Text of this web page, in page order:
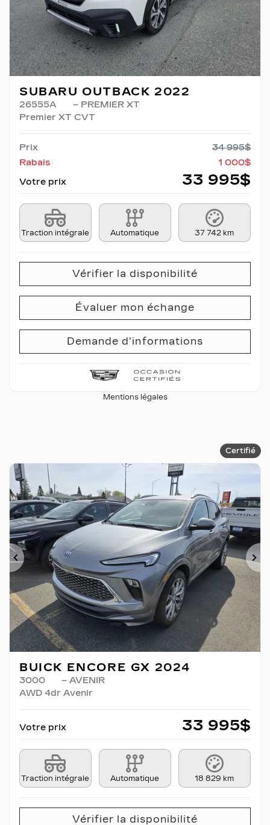
SUBARU OUTBACK 2022
26555A
– PREMIER XT
Premier XT CVT
Prix 34 995$
Rabais
1 000$
Votre prix
33 995$
Traction intégrale Automatique 37 742 km
Vérifier la disponibilité
Évaluer mon échange
Demande d'informations
Mentions légales
Certifié
Précédent
BUICK ENCORE GX 2024
3000
– AVENIR
AWD 4dr Avenir
Votre prix 33 995$
Traction intégrale Automatique 18 829 km
Vérifier la disponibilité